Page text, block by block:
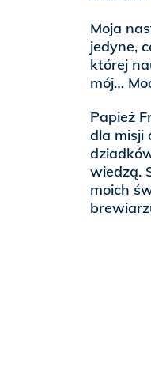
Moja
jedyne,
której
mój…
Papież
dla misji
wiedzą.
moich